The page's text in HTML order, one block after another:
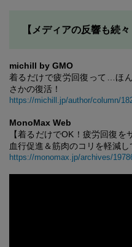
【メディアの反響も続々
michill by GMO
着るだけで疲労回復って…ほ
さかの復活！
https://michill.jp/author/column/
MonoMax Web
【着るだけでOK！疲労回復
血行促進＆筋肉のコリを軽減し
https://monomax.jp/archives/